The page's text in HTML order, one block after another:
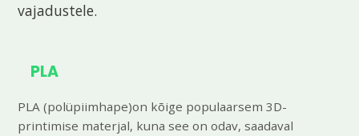
vajadustele.
PLA
PLA (polüpiimhape)on kõige populaarsem 3D-
printimise materjal, kuna see on odav, saadaval